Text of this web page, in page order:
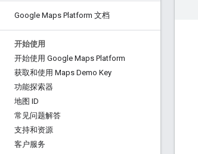
Google Maps Platform 文档
开始使用
开始使用 Google Maps Platform
获取和使用 Maps Demo Key
功能探索器
地图 ID
常见问题解答
支持和资源
客户服务